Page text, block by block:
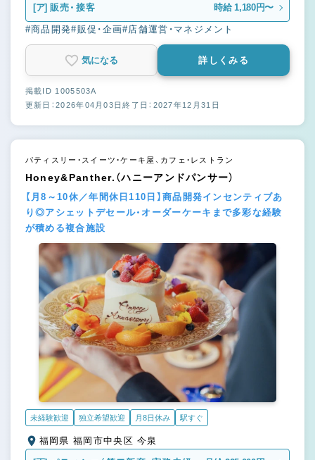
[ア] 販売・接客 時給 1,180円〜
#商品開発#販促・企画#店舗運営・マネジメント
気になる 詳しくみる
掲載ID 1005503A
更新日：2026年04月03日終了日：2027年12月31日
パティスリー・スイーツ・ケーキ屋、カフェ・レストラン
Honey&Panther.（ハニーアンドパンサー）
【月8～10休／年間休日110日】商品開発インセンティブあ
り◎アシェットデセール・オーダーケーキまで多彩な経験
が積める複合施設
未経験歓迎 独立希望歓迎 月8日休み 駅すぐ
福岡県 福岡市中央区 今泉